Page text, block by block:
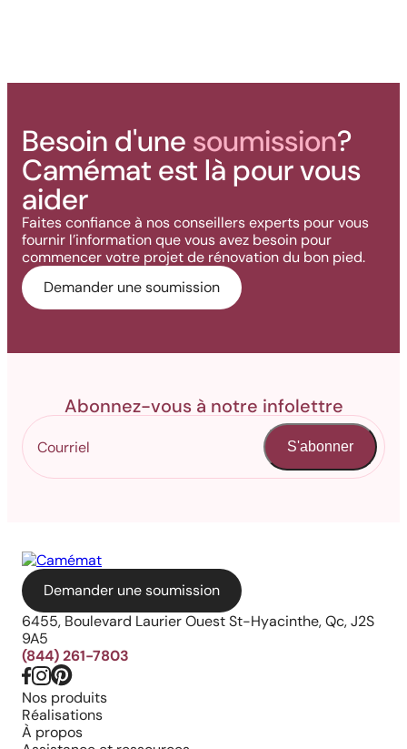
Besoin d'une soumission?
Camémat est là pour vous
aider
Faites confiance à nos conseillers experts pour vous
fournir l’information que vous avez besoin pour
commencer votre projet de rénovation du bon pied.
Demander une soumission
Abonnez-vous à notre infolettre
S'abonner
Demander une soumission
6455, Boulevard Laurier Ouest St-Hyacinthe, Qc, J2S
9A5
(844) 261-7803
Nos produits
Réalisations
À propos